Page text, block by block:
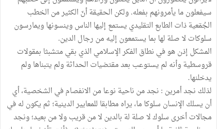
سيفعلون ما يأمرونهم بفعله. ولكن الحقيقة أنّ الكثير من الخطب
الجُمٓعية ذات الطابع التقليدي يستمع إليها الناس وينسونها ويمارسون
سلوكات لا صلة لها بما يستمعون إليه من رجال الدين.
المشكل إذن هو في نطاق الفكر الإسلامي الذي بقي متشبثا بمقولات
قروسطية وأنه لم يستوعب بعد مقتضيات الحداثة ولم يتبناها ولم
يدخلنها.
لذلك نجد أمرين : نجد من ناحية نوعا من الانفصام في الشخصية، أي
أن يسلك الإنسان سلوكا ما، يراه مطابقا للمعايير الدينية؛ ثم يكون له في
مجالات أخرى سلوك لا صلة لة بالدين لا من قريب ولا من بعيد؛ ونجد